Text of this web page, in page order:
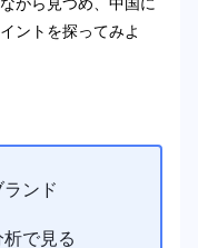
ントを探ってみよ
ンド
で見る